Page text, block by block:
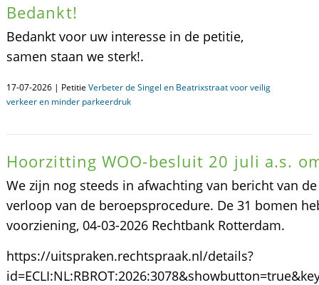
Bedankt!
Bedankt voor uw interesse in de petitie,
samen staan we sterk!.
17-07-2026 | Petitie Verbeter de Singel en Beatrixstraat voor veilig
verkeer en minder parkeerdruk
Hoorzitting WOO-besluit 20 juli a.s.
We zijn nog steeds in afwachting van bericht van
verloop van de beroepsprocedure. De 31 bomen
voorziening, 04-03-2026 Rechtbank Rotterdam.
https://uitspraken.rechtspraak.nl/details?